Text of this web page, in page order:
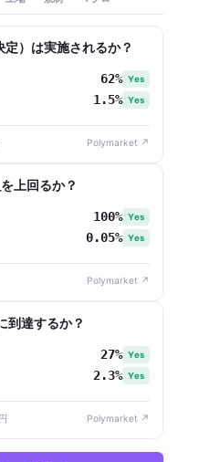
）は実施されるか？
62% Yes
1.5% Yes
Polymarket ↗
上回るか？
100% Yes
0.05% Yes
Polymarket ↗
到達するか？
27% Yes
2.3% Yes
Polymarket ↗